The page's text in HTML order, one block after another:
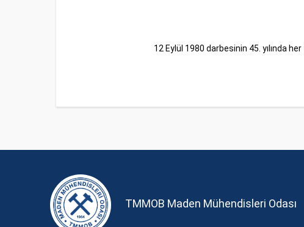
12 Eylül 1980 darbesinin 45. yılında
TMMOB Maden Mühendisleri Odası